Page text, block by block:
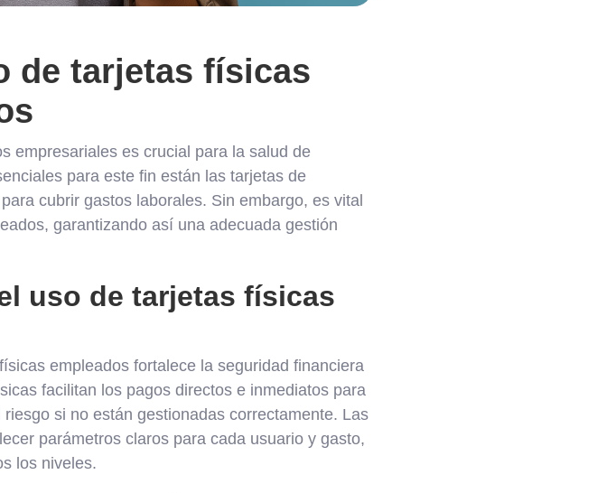
de tarjetas físicas
empresariales es crucial para la salud de
para este fin están las tarjetas de
cubrir gastos laborales. Sin embargo, es vital
garantizando así una adecuada gestión
uso de tarjetas físicas
empleados fortalece la seguridad financiera
facilitan los pagos directos e inmediatos para
si no están gestionadas correctamente. Las
parámetros claros para cada usuario y gasto,
los niveles.